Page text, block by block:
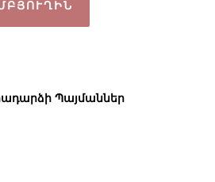
Պայմաններ